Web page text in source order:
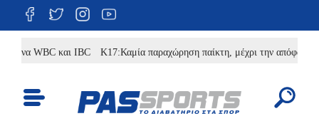
WBC και IBC Κ17:Καμία παραχώρηση παίκτη, μέχρι την απόφαση για